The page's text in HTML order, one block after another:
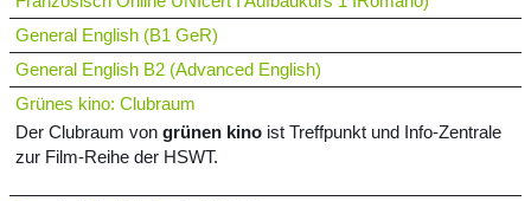
General English (B1 GeR)
General English B2 (Advanced English)
Grünes kino: Clubraum
Der Clubraum von grünen kino ist Treffpunkt und Info-Zentrale
zur Film-Reihe der HSWT.